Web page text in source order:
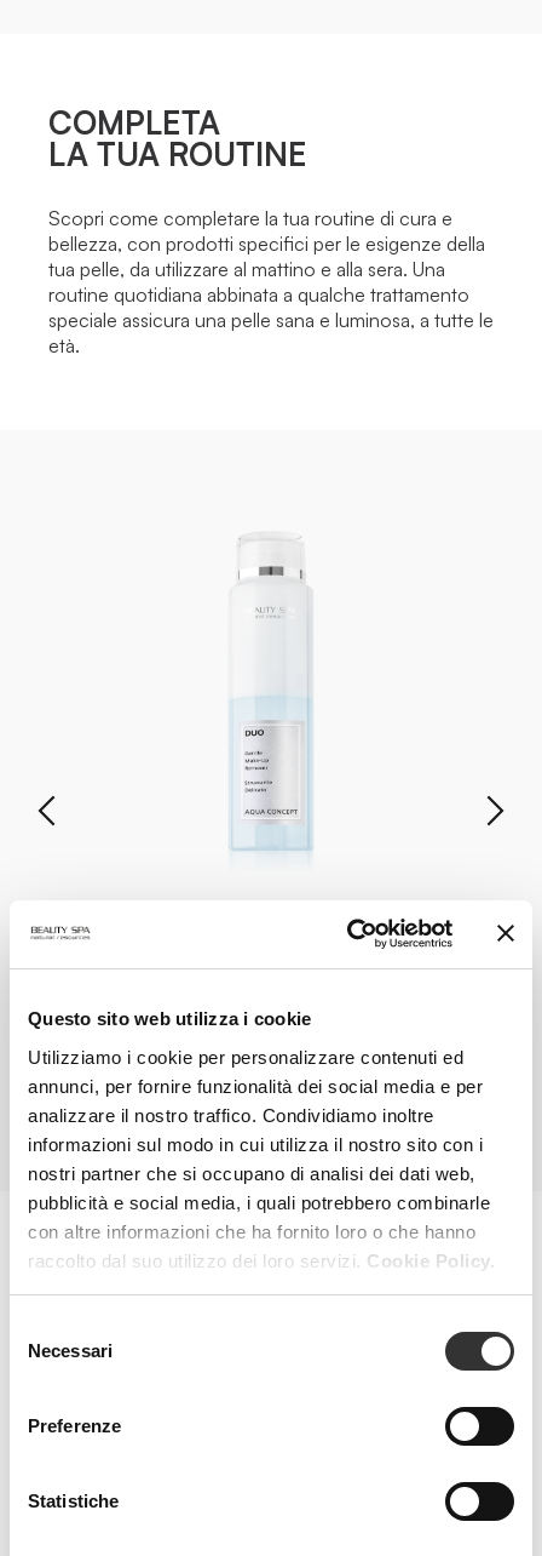
Questo sito web utilizza i cookie
Utilizziamo i cookie per personalizzare contenuti ed
annunci, per fornire funzionalità dei social media e per
analizzare il nostro traffico. Condividiamo inoltre
informazioni sul modo in cui utilizza il nostro sito con i
nostri partner che si occupano di analisi dei dati web,
pubblicità e social media, i quali potrebbero combinarle
con altre informazioni che ha fornito loro o che hanno
raccolto dal suo utilizzo dei loro servizi. Cookie Policy.
delNecessari
Preferenze
Statistiche
COMPLETA
LA TUA ROUTINE
Scopri come completare la tua routine di cura e
bellezza, con prodotti specifici per le esigenze della
tua pelle, da utilizzare al mattino e alla sera. Una
routine quotidiana abbinata a qualche trattamento
speciale assicura una pelle sana e luminosa, a tutte le
età.
Struccante Delicato
TUTTI I PRODOTTI
MAGAZINE